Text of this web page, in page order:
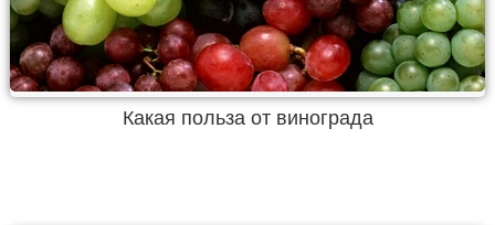
Какая польза от винограда